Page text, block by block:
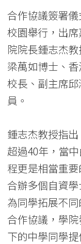
議
學
院
消
國
際
學
院
合作協議簽署
校園舉行，出
院院長鍾志杰
梁萬如博士、
校長、副主席
員。
鍾志杰教授指
超過40年，當
程更是相當重
合辦多個自資
為同學拓展不
合作協議，學
下的中學同學